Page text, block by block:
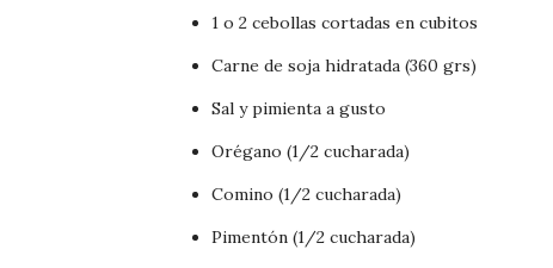
1 o 2 cebollas cortadas en cubitos
Carne de soja hidratada (360 grs)
Sal y pimienta a gusto
Orégano (1/2 cucharada)
Comino (1/2 cucharada)
Pimentón (1/2 cucharada)